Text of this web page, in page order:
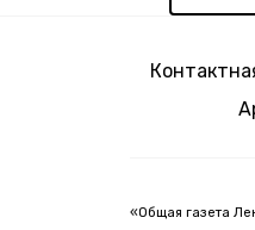
«Общая газета